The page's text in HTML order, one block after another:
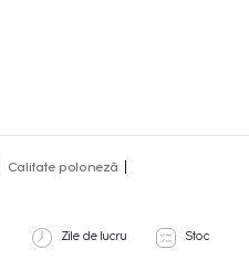
Calitate poloneză
Zile de lucru Stoc